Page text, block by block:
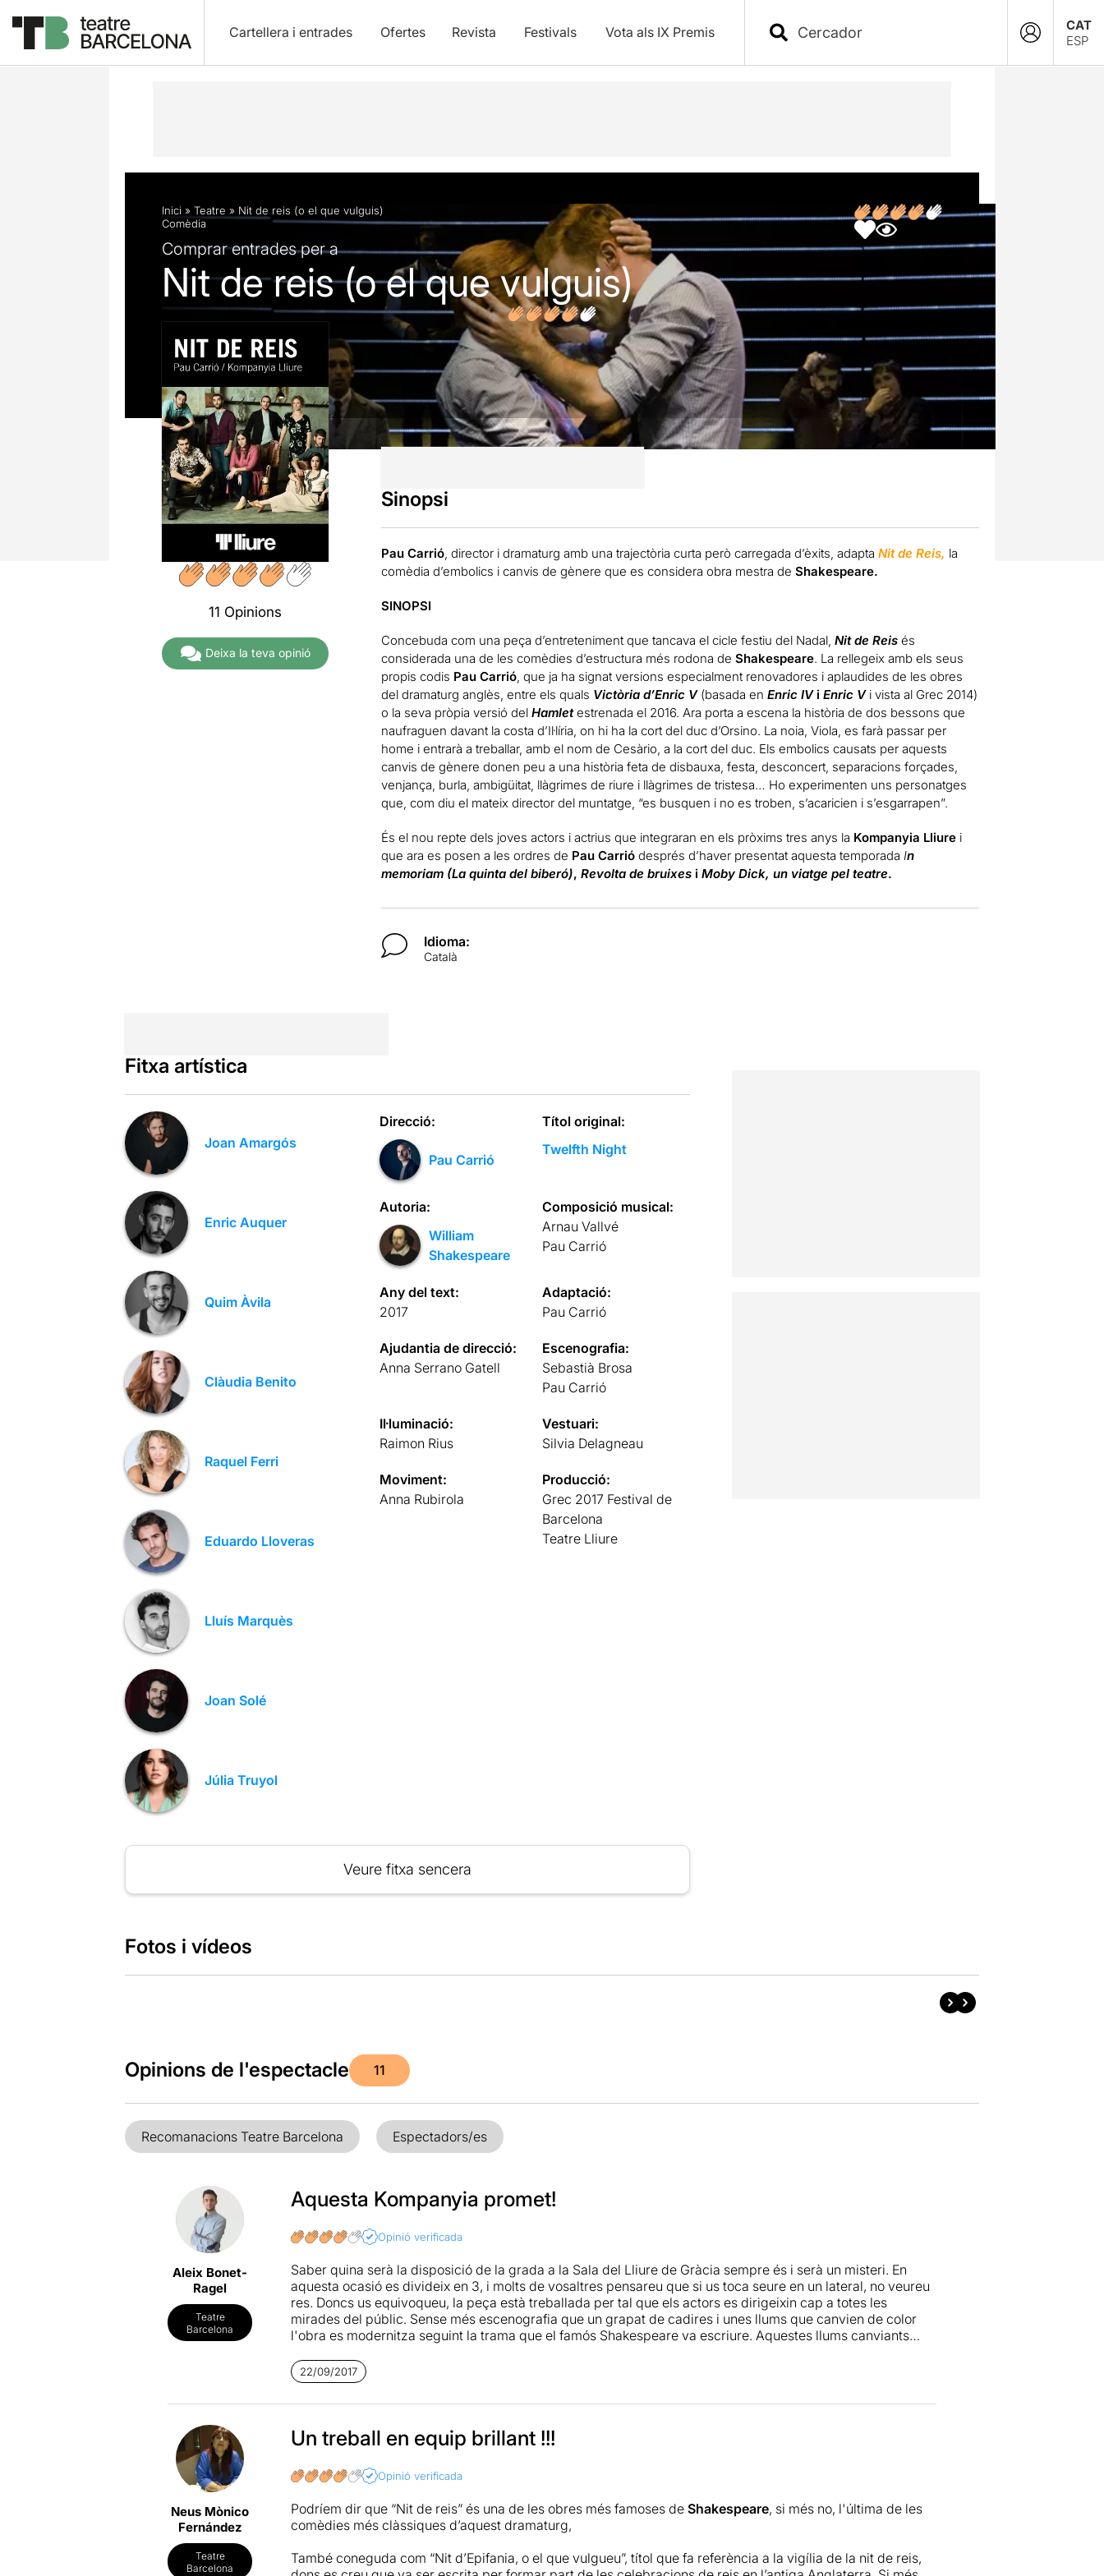
Cartellera i entrades Ofertes Revista Festivals Vota als IX Premis
CAT
ESP
Descripció Fitxa artística Fotos i vídeos Opinions
Inici » Teatre » Nit de reis (o el que vulguis)
Comèdia
Comprar entrades per a
Nit de reis (o el que vulguis)
11 Opinions
Deixa la teva opinió
Sinopsi
Pau Carrió, director i dramaturg amb una trajectòria curta però carregada d’èxits, adapta Nit de Reis, la
comèdia d’embolics i canvis de gènere que es considera obra mestra de Shakespeare.
SINOPSI
Concebuda com una peça d’entreteniment que tancava el cicle festiu del Nadal, Nit de Reis és
considerada una de les comèdies d’estructura més rodona de Shakespeare. La rellegeix amb els seus
propis codis Pau Carrió, que ja ha signat versions especialment renovadores i aplaudides de les obres
del dramaturg anglès, entre els quals Victòria d’Enric V (basada en Enric IVi Enric Vi vista al Grec 2014)
o la seva pròpia versió del Hamletestrenada el 2016. Ara porta a escena la història de dos bessons que
naufraguen davant la costa d’Il·líria, on hi ha la cort del duc d’Orsino. La noia, Viola, es farà passar per
home i entrarà a treballar, amb el nom de Cesàrio, a la cort del duc. Els embolics causats per aquests
canvis de gènere donen peu a una història feta de disbauxa, festa, desconcert, separacions forçades,
venjança, burla, ambigüitat, llàgrimes de riure i llàgrimes de tristesa… Ho experimenten uns personatges
que, com diu el mateix director del muntatge, “es busquen i no es troben, s’acaricien i s’esgarrapen”.
És el nou repte dels joves actors i actrius que integraran en els pròxims tres anys la Kompanyia Lliurei
que ara es posen a les ordres de Pau Carriódesprés d’haver presentat aquesta temporada In
memoriam (La quinta del biberó), Revolta de bruixesi Moby Dick, un viatge pel teatre.
Idioma:
Català
Fitxa artística
Joan Amargós
Enric Auquer
Quim Àvila
Clàudia Benito
Raquel Ferri
Eduardo Lloveras
Lluís Marquès
Joan Solé
Júlia Truyol
Direcció:
Pau Carrió
Títol original:
Twelfth Night
Autoria:
William
Shakespeare
Composició musical:
Arnau Vallvé
Pau Carrió
Any del text:
2017
Adaptació:
Pau Carrió
Ajudantia de direcció:
Anna Serrano Gatell
Escenografia:
Sebastià Brosa
Pau Carrió
Il·luminació:
Raimon Rius
Vestuari:
Silvia Delagneau
Moviment:
Anna Rubirola
Producció:
Grec 2017 Festival de
Barcelona
Teatre Lliure
Veure fitxa sencera
Fotos i vídeos
Opinions de l'espectacle 11
Recomanacions Teatre Barcelona Espectadors/es
Aleix Bonet-
Ragel
Teatre
Barcelona
Aquesta Kompanyia promet!
Opinió verificada
Saber quina serà la disposició de la grada a la Sala del Lliure de Gràcia sempre és i serà un misteri. En
aquesta ocasió es divideix en 3, i molts de vosaltres pensareu que si us toca seure en un lateral, no veureu
res. Doncs us equivoqueu, la peça està treballada per tal que els actors es dirigeixin cap a totes les
mirades del públic. Sense més escenografia que un grapat de cadires i unes llums que canvien de color
l'obra es modernitza seguint la trama que el famós Shakespeare va escriure. Aquestes llums canviants
Una proposta genial, que dóna a conèixer noves cares i a reafirmar el talent de moltes altres.
Per què hi heu d'anar?És un "Shakespeare", però no sembla que recitin text clàssic
Per què no?Potser una petita pausa no aniria malament.
Podreu saber-ne més el proper dimecres 27 a les 18h a
22/09/2017
Neus Mònico
Fernández
Teatre
Barcelona
Un treball en equip brillant !!!
Opinió verificada
Podríem dir que “Nit de reis” és una de les obres més famoses de Shakespeare, si més no, l'última de les
comèdies més clàssiques d’aquest dramaturg,
També coneguda com “Nit d’Epifania, o el que vulgueu”, títol que fa referència a la vigília de la nit de reis,